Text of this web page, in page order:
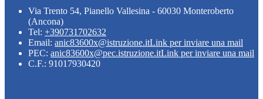
Via Trento 54, Pianello Vallesina - 60030 Monteroberto
(Ancona)
Tel: +390731702632
Email: anic83600x@istruzione.itLink per inviare una mail
PEC: anic83600x@pec.istruzione.itLink per inviare una mail
C.F.: 91017930420